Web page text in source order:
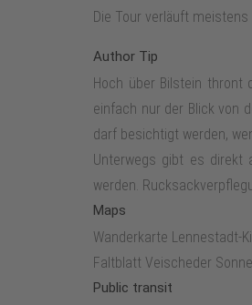
bergauf. Auf der Höhe
man einen schönen
Buchenhallenwald auf
(das Hofgelände darf
Amtshausplatz.
Die Tour verläuft
Author Tip
Hoch über Bilstein thront
einfach nur der Blick von
darf besichtigt werden,
Unterwegs gibt es direkt
werden.
Maps
Wanderkarte Lennestadt-
Faltblatt Veischeder
Public transit